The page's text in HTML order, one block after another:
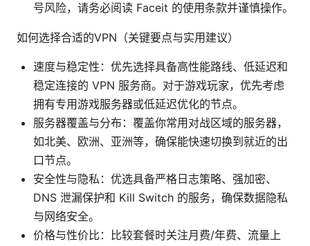
号风险，请务必阅读 Faceit 的使用条款并谨慎操作。
如何选择合适的VPN（关键要点与实用建议）
速度与稳定性：优先选择具备高性能路线、低延迟和
稳定连接的 VPN 服务商。对于游戏玩家，优先考虑
拥有专用游戏服务器或低延迟优化的节点。
服务器覆盖与分布：覆盖你常用对战区域的服务器，
如北美、欧洲、亚洲等，确保能快速切换到就近的出
口节点。
安全性与隐私：优选具备严格日志策略、强加密、
DNS 泄漏保护和 Kill Switch 的服务，确保数据隐私
与网络安全。
价格与性价比：比较套餐时关注月费/年费、流量上